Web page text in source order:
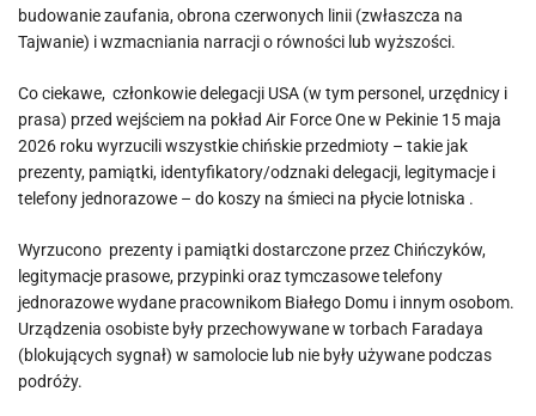
budowanie zaufania, obrona czerwonych linii (zwłaszcza na
Tajwanie) i wzmacniania narracji o równości lub wyższości.
Co ciekawe, członkowie delegacji USA (w tym personel, urzędnicy i
prasa) przed wejściem na pokład Air Force One w Pekinie 15 maja
2026 roku wyrzucili wszystkie chińskie przedmioty – takie jak
prezenty, pamiątki, identyfikatory/odznaki delegacji, legitymacje i
telefony jednorazowe – do koszy na śmieci na płycie lotniska .
Wyrzucono prezenty i pamiątki dostarczone przez Chińczyków,
legitymacje prasowe, przypinki oraz tymczasowe telefony
jednorazowe wydane pracownikom Białego Domu i innym osobom.
Urządzenia osobiste były przechowywane w torbach Faradaya
(blokujących sygnał) w samolocie lub nie były używane podczas
podróży.